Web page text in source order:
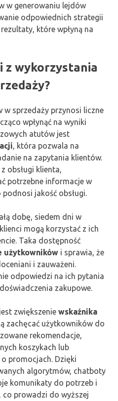
w generowaniu lejdów
odpowiednich strategii
które wpłyną na
z wykorzystania
sprzedaży przynosi liczne
wpłynąć na wyniki
atutów jest
, która pozwala na
na zapytania klientów.
obsługi klienta,
potrzebne informacje w
jakość obsługi.
dobę, siedem dni w
mogą korzystać z ich
Taka dostępność
użytkowników i sprawia, że
i zauważeni.
odpowiedzi na ich pytania
zakupowe.
zwiększenie wskaźnika
zachęcać użytkowników do
rekomendacje,
koszykach lub
promocjach. Dzięki
algorytmów, chatboty
komunikaty do potrzeb i
co prowadzi do wyższej